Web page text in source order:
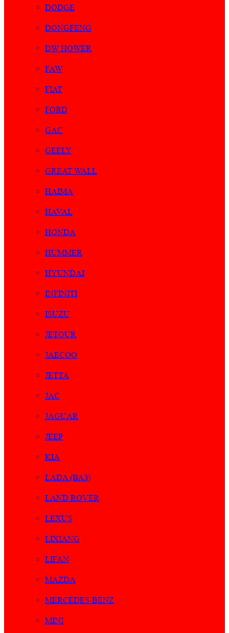
DODGE
DONGFENG
DW HOWER
FAW
FIAT
FORD
GAC
GEELY
GREAT WALL
HAIMA
HAVAL
HONDA
HUMMER
HYUNDAI
INFINITI
ISUZU
JETOUR
JAECOO
JETTA
JAC
JAGUAR
JEEP
KIA
LADA (ВАЗ)
LAND ROVER
LEXUS
LIXIANG
LIFAN
MAZDA
MERCEDES-BENZ
MINI